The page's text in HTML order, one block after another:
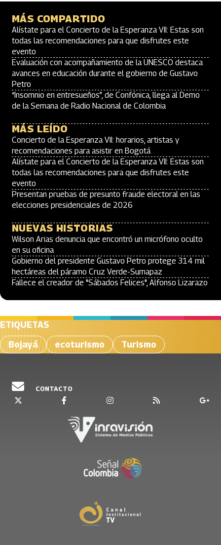
MÁS COMPARTIDO
Alístate para el Concierto de la Esperanza VII: Estas son
todas las recomendaciones para que disfrutes este
evento
Evaluación con acompañamiento de la UNESCO destaca
avances en educación durante el gobierno de Gustavo
Petro
“Insomnio en entresueños”, de Confónica, llega al Demo
de la Semana de Radio Nacional de Colombia
MÁS LEÍDO
Concierto de la Esperanza VII: horarios, artistas y
recomendaciones para asistir en Bogotá
Alístate para el Concierto de la Esperanza VII: Estas son
todas las recomendaciones para que disfrutes este
evento
Presentan pruebas de presunto fraude electoral en las
elecciones presidenciales de 2026
NUEVAS HISTORIAS
Wilson Arias denuncia que encontró un micrófono oculto
en su oficina
Gobierno del presidente Gustavo Petro protege 314 mil
hectáreas del páramo Cruz Verde-Sumapaz
Fallece el creador de "Sábados Felices", Alfonso Lizarazo
ETIQUETAS
Bojayá
ecoturismo Turismo
CONTACTO